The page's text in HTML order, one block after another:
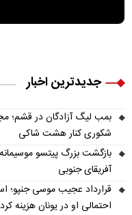
جدیدترین اخبار
بمب لیگ آزادگان در قشم؛
شکوری کنار هشت شاکی
بازگشت بزرگ پیتسو
آفریقای جنوبی
احتمالی او در یونان هزینه